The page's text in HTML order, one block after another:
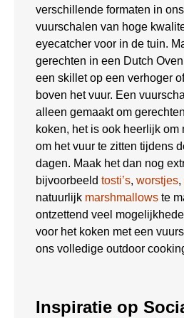
verschillende formaten in
vuurschalen van hoge
eyecatcher voor in de tuin.
gerechten in een Dutch
een skillet op een verhoger
boven het vuur. Een
alleen gemaakt om
koken, het is ook heerlijk om
om het vuur te zitten tijdens
dagen. Maak het dan nog
bijvoorbeeld tosti’s, worstjes,
natuurlijk marshmallows te
ontzettend veel
voor het koken met een
ons volledige outdoor
Inspiratie op